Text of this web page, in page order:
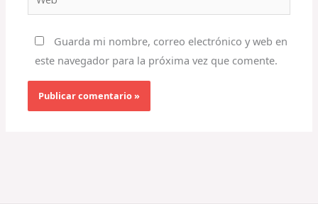
Guarda mi nombre, correo electrónico y web en
este navegador para la próxima vez que comente.